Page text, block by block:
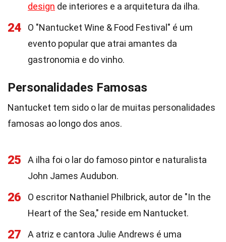
design de interiores e a arquitetura da ilha.
24
O "Nantucket Wine & Food Festival" é um
evento popular que atrai amantes da
gastronomia e do vinho.
Personalidades Famosas
Nantucket tem sido o lar de muitas personalidades
famosas ao longo dos anos.
25
A ilha foi o lar do famoso pintor e naturalista
John James Audubon.
26
O escritor Nathaniel Philbrick, autor de "In the
Heart of the Sea," reside em Nantucket.
27
A atriz e cantora Julie Andrews é uma